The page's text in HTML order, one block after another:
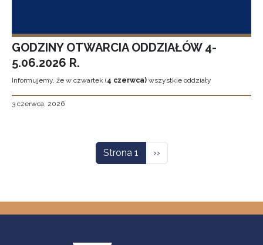
GODZINY OTWARCIA ODDZIAŁÓW 4-
5.06.2026 R.
Informujemy, że w czwartek (4 czerwca) wszystkie oddziały
3 czerwca, 2026
Strona 1 Następna strona
››